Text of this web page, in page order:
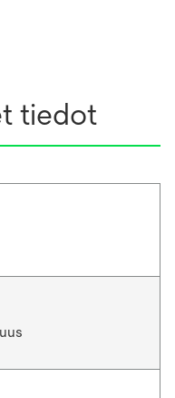
tiedot